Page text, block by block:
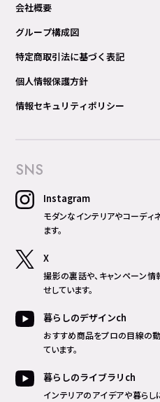
会社概要
グループ構成図
特定商取引法に基づく表記
個人情報保護方針
情報セキュリティポリシー
SNS
Instagram
モダンなインテリアやコーディ
ます。
X
撮影の裏話や、キャンペーン
せしています。
暮らしのデザインch
おすすめ商品をプロの目線の
ています。
暮らしのライブラリch
インテリアのアイデアや暮ら